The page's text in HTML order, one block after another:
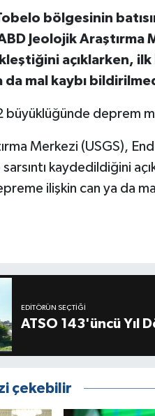
bölgesinin
Jeolojik Araştırma
açıklarken,
da mal kaybı
büyüklüğünde deprem
Merkezi (USGS),
kaydedildiğini
ilişkin can ya da
EDITÖRÜN SEÇTIĞI
ATSO 143'üncü Yıl
çekebilir